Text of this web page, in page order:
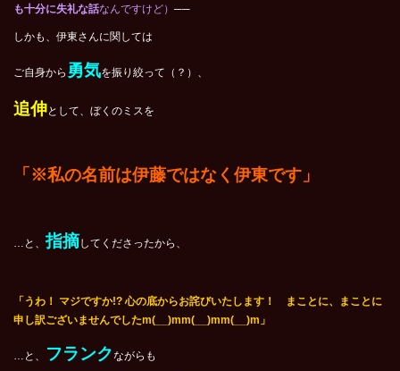
も十分に失礼な話なんですけど） ──
しかも、伊東さんに関しては
ご自身から 勇気を振り絞って（？）、
追伸として、ぼくのミスを
「※私の名前は伊藤ではなく伊東です」
…と、指摘してくださったから、
「うわ！ マジですか!? 心の底からお詫びいたします！ まことに、まことに
申し訳ございませんでしたm(__)mm(__)mm(__)m」
…と、 フランクながらも